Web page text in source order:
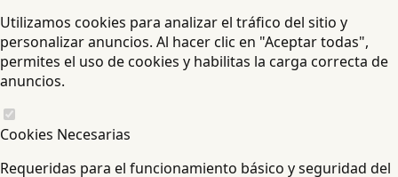
Utilizamos cookies para analizar el tráfico del sitio y
personalizar anuncios. Al hacer clic en "Aceptar todas",
permites el uso de cookies y habilitas la carga correcta de
anuncios.
Cookies Necesarias
Requeridas para el funcionamiento básico y seguridad del